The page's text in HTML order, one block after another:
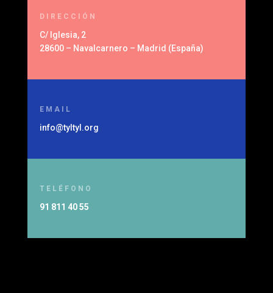
DIRECCIÓN
C/ Iglesia, 2
28600 – Navalcarnero – Madrid (España)
EMAIL
info@tyltyl.org
TELÉFONO
91 811 40 55